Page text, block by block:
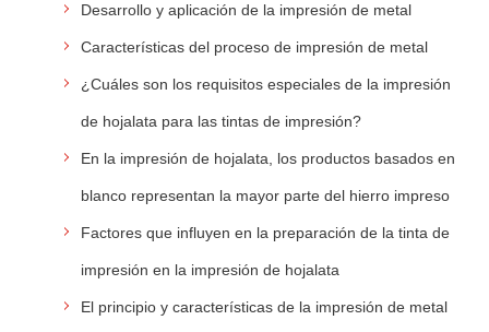
Desarrollo y aplicación de la impresión de metal
Características del proceso de impresión de metal
¿Cuáles son los requisitos especiales de la impresión
de hojalata para las tintas de impresión?
En la impresión de hojalata, los productos basados en
blanco representan la mayor parte del hierro impreso
Factores que influyen en la preparación de la tinta de
impresión en la impresión de hojalata
El principio y características de la impresión de metal